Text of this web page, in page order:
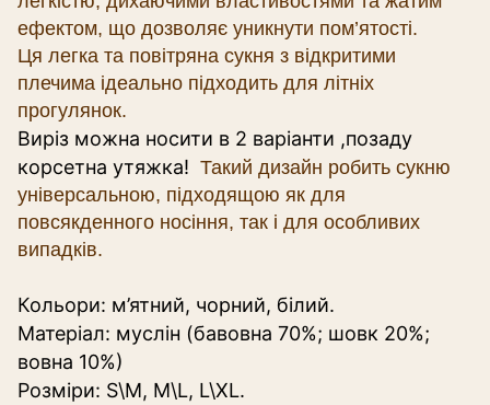
ефектом, що дозволяє уникнути пом’ятості.
Ця легка та повітряна сукня з відкритими
плечима ідеально підходить для літніх
прогулянок.
Виріз можна носити в 2 варіанти ,позаду
корсетна утяжка! Такий дизайн робить сукню
універсальною, підходящою як для
повсякденного носіння, так і для особливих
випадків.
Кольори: м’ятний, чорний, білий.
Матеріал: муслін (бавовна 70%; шовк 20%;
вовна 10%)
Розміри: S\M, M\L, L\XL.